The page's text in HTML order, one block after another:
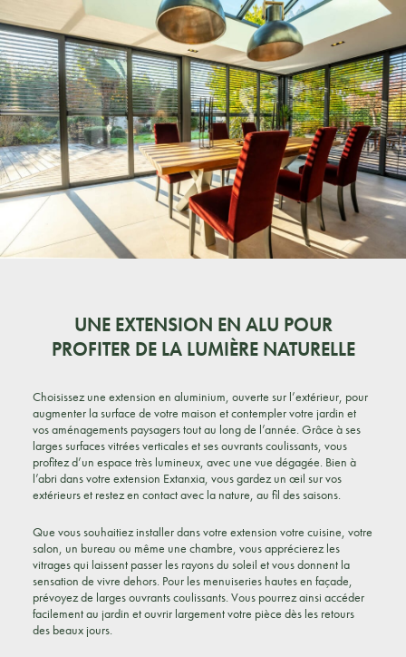
UNE EXTENSION EN ALU POUR
PROFITER DE LA LUMIÈRE NATURELLE
Choisissez une extension en aluminium, ouverte sur l’extérieur, pour
augmenter la surface de votre maison et contempler votre jardin et
vos aménagements paysagers tout au long de l’année. Grâce à ses
larges surfaces vitrées verticales et ses ouvrants coulissants, vous
profitez d’un espace très lumineux, avec une vue dégagée. Bien à
l’abri dans votre extension Extanxia, vous gardez un œil sur vos
extérieurs et restez en contact avec la nature, au fil des saisons.
Que vous souhaitiez installer dans votre extension votre cuisine, votre
salon, un bureau ou même une chambre, vous apprécierez les
vitrages qui laissent passer les rayons du soleil et vous donnent la
sensation de vivre dehors. Pour les menuiseries hautes en façade,
prévoyez de larges ouvrants coulissants. Vous pourrez ainsi accéder
facilement au jardin et ouvrir largement votre pièce dès les retours
des beaux jours.